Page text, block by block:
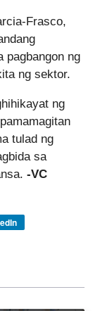
Frasco,
pagbangon ng
ng sektor.
ng
tulad ng
sa
-VC